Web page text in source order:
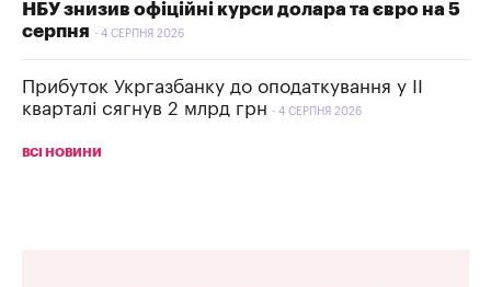
НБУ знизив офіційні курси долара та євро на 5
серпня
4 СЕРПНЯ 2026
Прибуток Укргазбанку до оподаткування у II
кварталі сягнув 2 млрд грн
4 СЕРПНЯ 2026
ВСІ НОВИНИ